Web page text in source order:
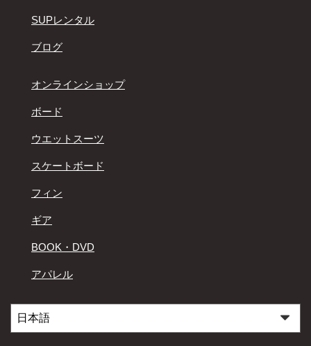
SUPレンタル
ブログ
オンラインショップ
ボード
ウエットスーツ
スケートボード
フィン
ギア
BOOK・DVD
アパレル